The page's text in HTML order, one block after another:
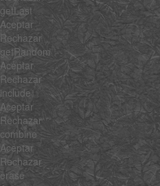
getLast
Aceptar
Rechazar
getRandom
Aceptar
Rechazar
include
Aceptar
Rechazar
combine
Aceptar
Rechazar
erase